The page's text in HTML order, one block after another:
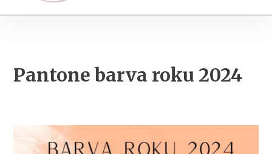
Pantone barva roku 2024